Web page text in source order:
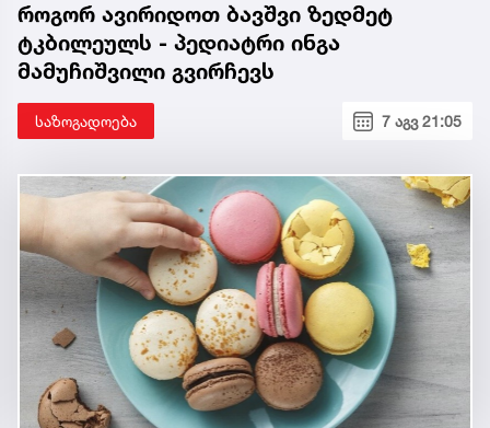
როგორ ავირიდოთ ბავშვი ზედმეტ
ტკბილეულს - პედიატრი ინგა
მამუჩიშვილი გვირჩევს
საზოგადოება 7 აგვ 21:05